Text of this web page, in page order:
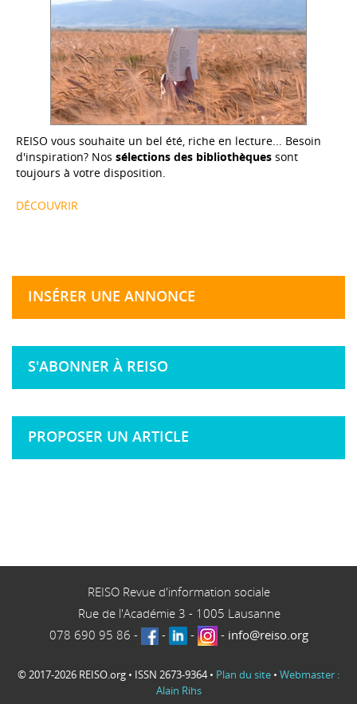
REISO vous souhaite un bel été, riche en lecture... Besoin
d'inspiration? Nos sélections des bibliothèques sont
toujours à votre disposition.
DÉCOUVRIR
INSÉRER UNE ANNONCE
S'ABONNER À REISO
PROPOSER UN ARTICLE
REISO Revue d'information sociale
Rue de l'Académie 3 - 1005 Lausanne
078 690 95 86 - - - - info@reiso.org
© 2017-2026 REISO.org • ISSN 2673-9364 • Plan du site • Webmaster :
Alain Rihs